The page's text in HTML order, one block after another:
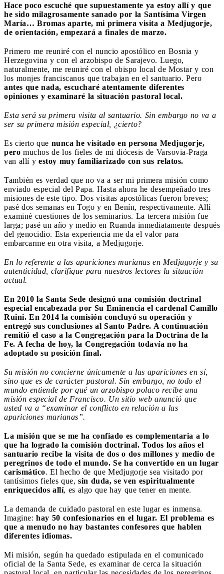
Hace poco escuché que supuestamente ya estoy allí y que
he sido milagrosamente sanado por la Santísima Virgen
María… Bromas aparte, mi primera visita a Medjugorje,
de orientación, empezará a finales de marzo.
Primero me reuniré con el nuncio apostólico en Bosnia y
Herzegovina y con el arzobispo de Sarajevo. Luego,
naturalmente, me reuniré con el obispo local de Mostar y con
los monjes franciscanos que trabajan en el santuario. Pero
antes que nada, escucharé atentamente diferentes
opiniones y examinaré la situación pastoral local.
Esta será su primera visita al santuario. Sin embargo no va a
ser su primera misión especial, ¿cierto?
Es cierto que nunca he visitado en persona Medjugorje,
pero muchos de los fieles de mi diócesis de Varsovia-Praga
van allí y estoy muy familiarizado con sus relatos.
También es verdad que no va a ser mi primera misión como
enviado especial del Papa. Hasta ahora he desempeñado tres
misiones de este tipo. Dos visitas apostólicas fueron breves;
pasé dos semanas en Togo y en Benín, respectivamente. Allí
examiné cuestiones de los seminarios. La tercera misión fue
larga; pasé un año y medio en Ruanda inmediatamente después
del genocidio. Esta experiencia me da el valor para
embarcarme en otra visita, a Medjugorje.
En lo referente a las apariciones marianas en Medjugorje y su
autenticidad, clarifique para nuestros lectores la situación
actual.
En 2010 la Santa Sede designó una comisión doctrinal
especial encabezada por Su Eminencia el cardenal Camillo
Ruini. En 2014 la comisión concluyó su operación y
entregó sus conclusiones al Santo Padre. A continuación
remitió el caso a la Congregación para la Doctrina de la
Fe. A fecha de hoy, la Congregación todavía no ha
adoptado su posición final.
Su misión no concierne únicamente a las apariciones en sí,
sino que es de carácter pastoral. Sin embargo, no todo el
mundo entiende por qué un arzobispo polaco recibe una
misión especial de Francisco. Un sitio web anunció que
usted va a “examinar el conflicto en relación a las
apariciones marianas”.
La misión que se me ha confiado es complementaria a lo
que ha logrado la comisión doctrinal. Todos los años el
santuario recibe la visita de dos o dos millones y medio de
peregrinos de todo el mundo. Se ha convertido en un lugar
carismático. El hecho de que Medjugorje sea visitado por
tantísimos fieles que, sin duda, se ven espiritualmente
enriquecidos allí, es algo que hay que tener en mente.
La demanda de cuidado pastoral en este lugar es inmensa.
Imagine: hay 50 confesionarios en el lugar. El problema es
que a menudo no hay bastantes confesores que hablen
diferentes idiomas.
Mi misión, según ha quedado estipulada en el comunicado
oficial de la Santa Sede, es examinar de cerca la situación